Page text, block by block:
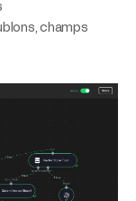
champs